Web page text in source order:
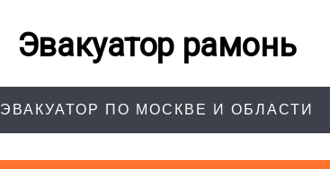
Эвакуатор рамонь
ЭВАКУАТОР ПО МОСКВЕ И ОБЛАСТИ